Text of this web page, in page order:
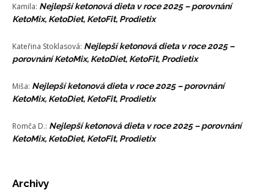
Kamila: Nejlepší ketonová dieta v roce 2025 – porovnání
KetoMix, KetoDiet, KetoFit, Prodietix
Kateřina Stoklasová: Nejlepší ketonová dieta v roce 2025 –
porovnání KetoMix, KetoDiet, KetoFit, Prodietix
Miša: Nejlepší ketonová dieta v roce 2025 – porovnání
KetoMix, KetoDiet, KetoFit, Prodietix
Romča D.: Nejlepší ketonová dieta v roce 2025 – porovnání
KetoMix, KetoDiet, KetoFit, Prodietix
Archivy